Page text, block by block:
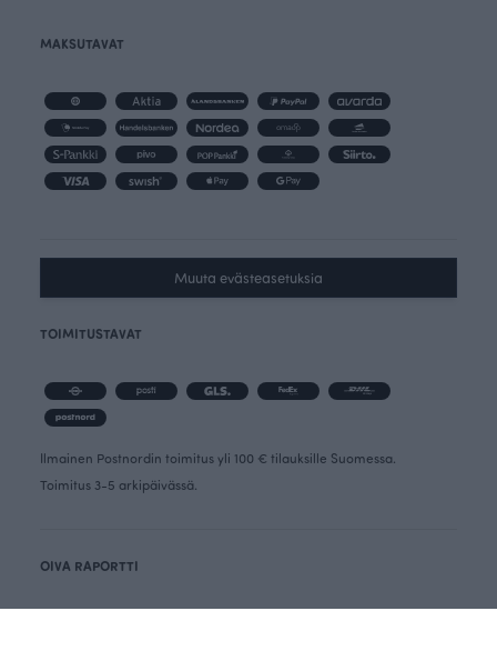
MAKSUTAVAT
Muuta evästeasetuksia
TOIMITUSTAVAT
Ilmainen Postnordin toimitus yli 100 € tilauksille Suomessa.
Toimitus 3-5 arkipäivässä.
OIVA RAPORTTI